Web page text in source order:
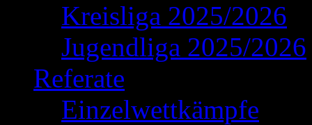
Kreisliga 2025/2026
Jugendliga 2025/2026
Referate
Einzelwettkämpfe